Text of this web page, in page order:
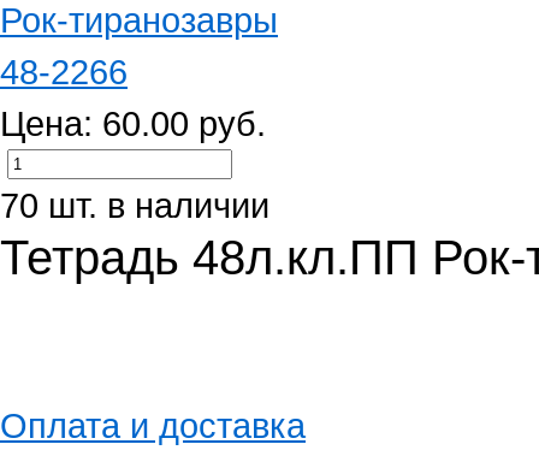
Цена: 60.00 руб.
70 шт. в наличии
Тетрадь 48л.кл.ПП
Оплата и доставка